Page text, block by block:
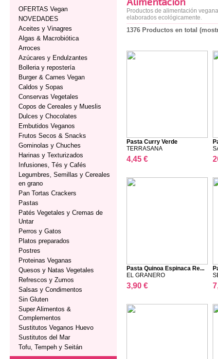
OFERTAS Vegan
NOVEDADES
Aceites y Vinagres
Algas & Macrobiótica
Arroces
Azúcares y Endulzantes
Bolleria y repostería
Burger & Carnes Vegan
Caldos y Sopas
Conservas Vegetales
Copos de Cereales y Mueslis
Dulces y Chocolates
Embutidos Veganos
Frutos Secos & Snacks
Gominolas y Chuches
Harinas y Texturizados
Infusiones, Tés y Cafés
Legumbres, Semillas y Cereales
en grano
Pan Tortas Crackers
Pastas
Patés Vegetales y Cremas de
Untar
Perros y Gatos
Platos preparados
Postres
Proteinas Veganas
Quesos y Natas Vegetales
Refrescos y Zumos
Salsas y Condimentos
Sin Gluten
Super Alimentos &
Complementos
Sustitutos Veganos Huevo
Sustitutos del Mar
Tofu, Tempeh y Seitán
Productos de alimentación
elaborados ecológicamente.
1376 Productos en total
Pasta Curry Verde
TERRASANA
4,45 €
Pasta Quinoa Espinaca Re...
EL GRANERO
3,90 €